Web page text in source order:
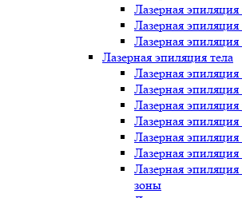
Лазерная
Лазерная
Лазерная
Лазерная эпиляция тела
Лазерная
Лазерная эпиляция
Лазерная эпиляция
Лазерная
Лазерная
Лазерная эпиляция
Лазерная
зоны